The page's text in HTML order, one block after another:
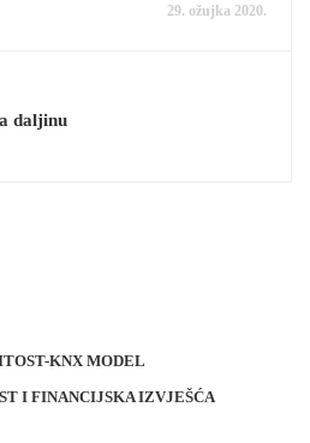
29. ožujka 2020.
daljinu
KNX MODEL
I FINANCIJSKA IZVJEŠĆA